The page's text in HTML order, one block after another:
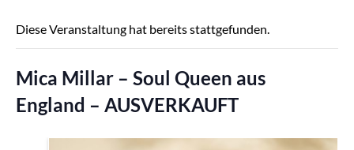
Diese Veranstaltung hat bereits stattgefunden.
Mica Millar – Soul Queen aus
England – AUSVERKAUFT